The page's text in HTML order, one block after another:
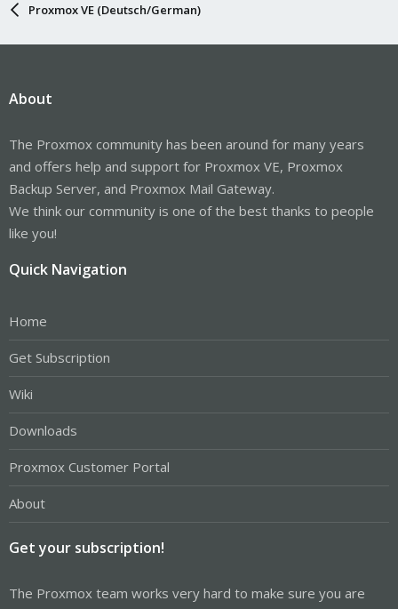
Proxmox VE (Deutsch/German)
About
The Proxmox community has been around for many years
and offers help and support for Proxmox VE, Proxmox
Backup Server, and Proxmox Mail Gateway.
We think our community is one of the best thanks to people
like you!
Quick Navigation
Home
Get Subscription
Wiki
Downloads
Proxmox Customer Portal
About
Get your subscription!
The Proxmox team works very hard to make sure you are